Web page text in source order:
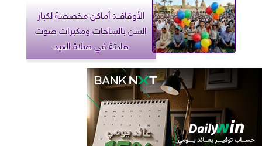
الأوقاف: أماكن مخصصة لكبار
السن بالساحات ومكبرات صوت
هادئة في صلاة العيد